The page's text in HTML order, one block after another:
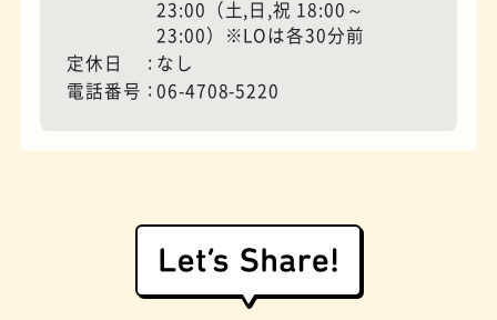
23:00（土,日,祝 18:00～
23:00）※LOは各30分前
定休日
なし
電話番号
06-4708-5220